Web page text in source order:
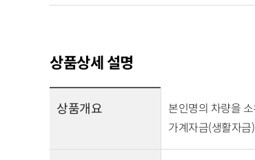
상품상세 설명
상품개요
본인명의 차량을
가계자금(생활자금)